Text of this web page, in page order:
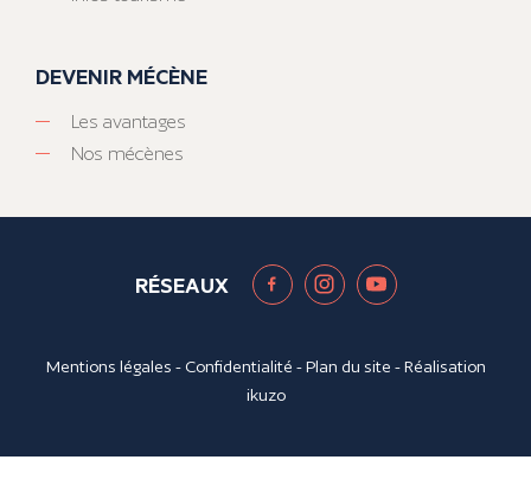
DEVENIR MÉCÈNE
Les avantages
Nos mécènes
RÉSEAUX
Mentions légales - Confidentialité -Plan du site - Réalisation
ikuzo